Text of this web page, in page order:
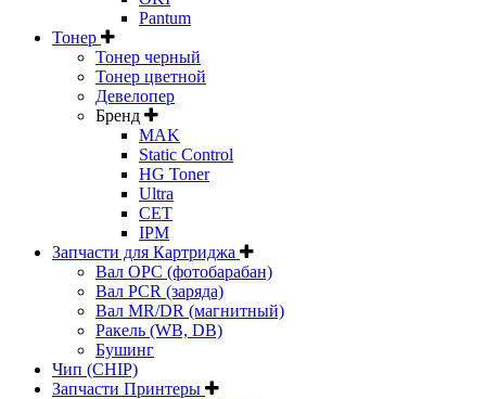
Pantum
Тонер
Тонер черный
Тонер цветной
Девелопер
Бренд
MAK
Static Control
HG Toner
Ultra
CET
IPM
Запчасти для Картриджа
Вал OPC (фотобарабан)
Вал PCR (заряда)
Вал MR/DR (магнитный)
Ракель (WB, DB)
Бушинг
Чип (CHIP)
Запчасти Принтеры